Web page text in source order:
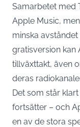
Samarbetet med
Apple Music,
minska
gratisversion kan
tillväxttakt, även
deras
Det som står
fortsätter – och
en av de stora